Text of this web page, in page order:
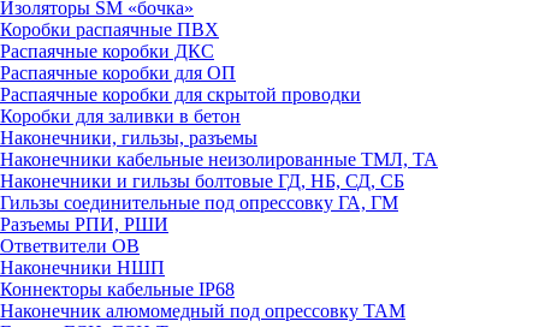
Изоляторы SM «бочка»
Коробки распаячные ПВХ
Распаячные коробки ДКС
Распаячные коробки для ОП
Распаячные коробки для скрытой проводки
Коробки для заливки в бетон
Наконечники, гильзы, разъемы
Наконечники кабельные неизолированные ТМЛ, ТА
Наконечники и гильзы болтовые ГД, НБ, СД, СБ
Гильзы соединительные под опрессовку ГА, ГМ
Разъемы РПИ, РШИ
Ответвители ОВ
Наконечники НШП
Коннекторы кабельные IP68
Наконечник алюмомедный под опрессовку ТАМ